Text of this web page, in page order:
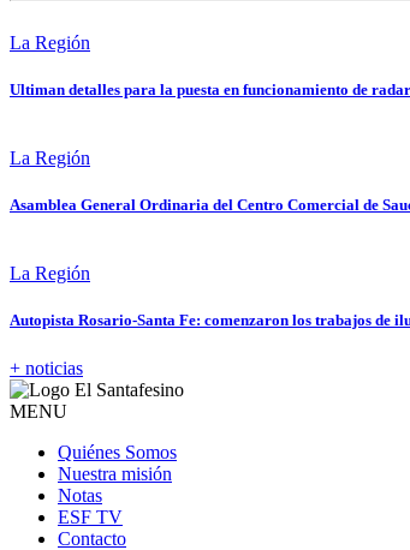
La Región
Ultiman detalles para la puesta en funcionamiento de
La Región
Asamblea General Ordinaria del Centro Comercial de
La Región
Autopista Rosario-Santa Fe: comenzaron los trabajos de
+ noticias
MENU
Quiénes Somos
Nuestra misión
Notas
ESF TV
Contacto